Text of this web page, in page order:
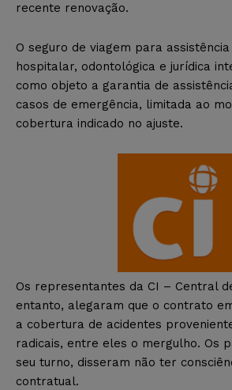
recente renovação.
O seguro de viagem para assistência
hospitalar, odontológica e jurídica
como objeto a garantia de
casos de emergência, limitada ao
cobertura indicado no ajuste.
Os representantes da CI – Central
entanto, alegaram que o contrato
a cobertura de acidentes
radicais, entre eles o mergulho. Os
seu turno, disseram não ter
contratual.